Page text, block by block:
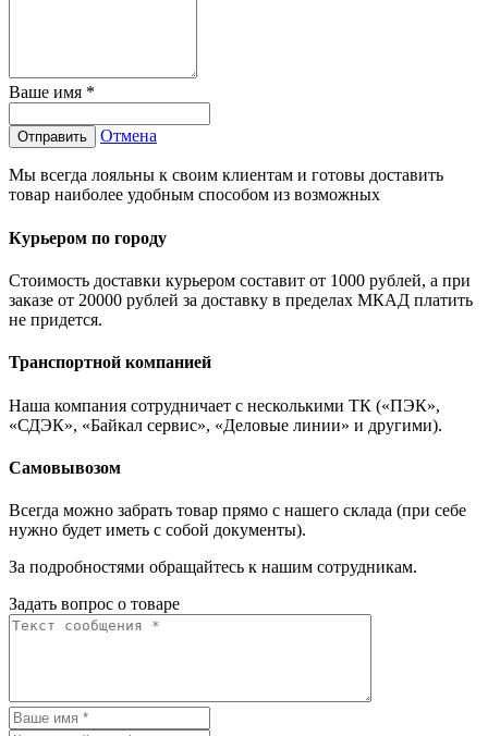
Ваше имя *
Отправить Отмена
Мы всегда лояльны к своим клиентам и готовы доставить
товар наиболее удобным способом из возможных
Курьером по городу
Стоимость доставки курьером составит от 1000 рублей, а при
заказе от 20000 рублей за доставку в пределах МКАД платить
не придется.
Транспортной компанией
Наша компания сотрудничает с несколькими ТК («ПЭК»,
«СДЭК», «Байкал сервис», «Деловые линии» и другими).
Самовывозом
Всегда можно забрать товар прямо с нашего склада (при себе
нужно будет иметь с собой документы).
За подробностями обращайтесь к нашим сотрудникам.
Задать вопрос о товаре